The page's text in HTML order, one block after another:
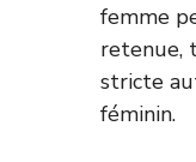
femme
retenue,
stricte
féminin.